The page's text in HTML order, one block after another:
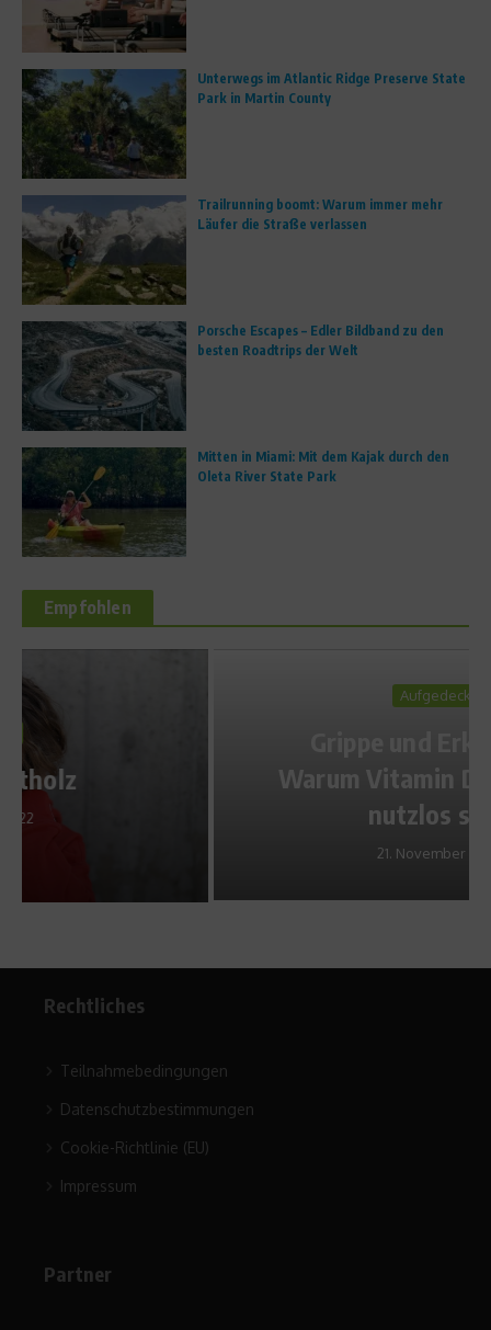
Unterwegs im Atlantic Ridge Preserve State
Park in Martin County
Trailrunning boomt: Warum immer mehr
Läufer die Straße verlassen
Porsche Escapes – Edler Bildband zu den
besten Roadtrips der Welt
Mitten in Miami: Mit dem Kajak durch den
Oleta River State Park
Empfohlen
Warum Vitamin D Präparate
Rechtliches
Teilnahmebedingungen
Datenschutzbestimmungen
Cookie-Richtlinie (EU)
Impressum
Partner